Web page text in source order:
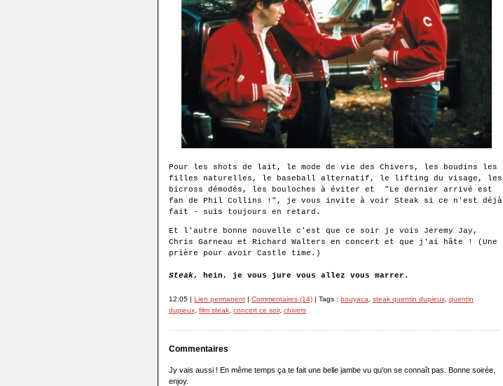
Pour les shots de lait, le mode de vie des Chivers, les boudins les
filles naturelles, le baseball alternatif, le lifting du visage, les
bicross démodés, les bouloches à éviter et "Le dernier arrivé est
fan de Phil Collins !", je vous invite à voir Steak si ce n'est déjà
fait - suis toujours en retard.
Et l'autre bonne nouvelle c'est que ce soir je vois Jeremy Jay,
Chris Garneau et Richard Walters en concert et que j'ai hâte ! (Une
prière pour avoir Castle time.)
Steak, hein, je vous jure vous allez vous marrer.
12:05 | Lien permanent | Commentaires (14) | Tags : bouyaca steak quentin dupieux quentin
dupieux film steak concert ce soir, chivers
Commentaires
Jy vais aussi ! En même temps ça te fait une belle jambe vu qu'on se connaît pas. Bonne soirée,
enjoy.